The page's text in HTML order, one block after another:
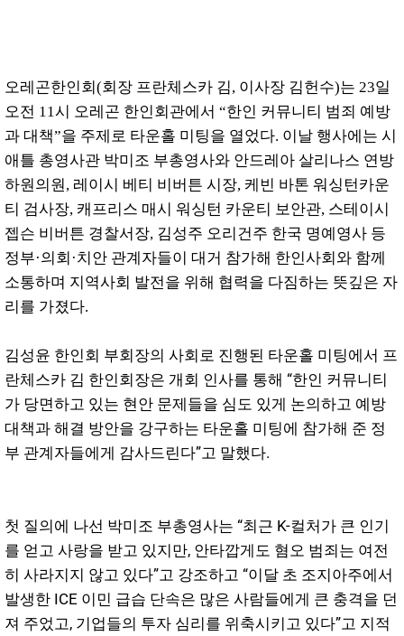
오레곤한인회(회장 프란체스카 김, 이사장 김헌수)는 23일
오전 11시 오레곤 한인회관에서 “한인 커뮤니티 범죄 예방
과 대책”을 주제로 타운홀 미팅을 열었다. 이날 행사에는 시
애틀 총영사관 박미조 부총영사와 안드레아 살리나스 연방
하원의원, 레이시 베티 비버튼 시장, 케빈 바톤 워싱턴카운
티 검사장, 캐프리스 매시 워싱턴 카운티 보안관, 스테이시
젭슨 비버튼 경찰서장, 김성주 오리건주 한국 명예영사 등
정부·의회·치안 관계자들이 대거 참가해 한인사회와 함께
소통하며 지역사회 발전을 위해 협력을 다짐하는 뜻깊은 자
리를 가졌다.
김성윤 한인회 부회장의 사회로 진행된 타운홀 미팅에서 프
란체스카 김 한인회장은 개회 인사를 통해 “한인 커뮤니티
가 당면하고 있는 현안 문제들을 심도 있게 논의하고 예방
대책과 해결 방안을 강구하는 타운홀 미팅에 참가해 준 정
부 관계자들에게 감사드린다”고 말했다.
첫 질의에 나선 박미조 부총영사는 “최근 K-컬처가 큰 인기
를 얻고 사랑을 받고 있지만, 안타깝게도 혐오 범죄는 여전
히 사라지지 않고 있다”고 강조하고 “이달 초 조지아주에서
발생한 ICE 이민 급습 단속은 많은 사람들에게 큰 충격을 던
져 주었고, 기업들의 투자 심리를 위축시키고 있다”고 지적